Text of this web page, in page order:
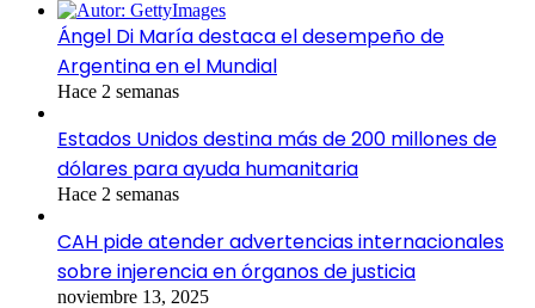
Ángel Di María destaca el desempeño de
Argentina en el Mundial
Hace 2 semanas
Estados Unidos destina más de 200 millones de
dólares para ayuda humanitaria
Hace 2 semanas
CAH pide atender advertencias internacionales
sobre injerencia en órganos de justicia
noviembre 13, 2025